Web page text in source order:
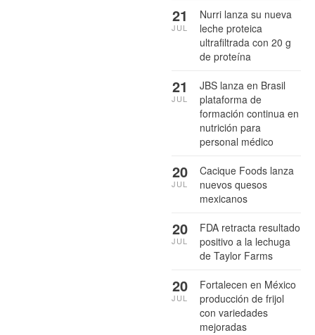
Nurri lanza su nueva
leche proteica
ultrafiltrada con 20 g
de proteína
21
JUL
JBS lanza en Brasil
plataforma de
formación continua en
nutrición para
personal médico
21
JUL
Cacique Foods lanza
nuevos quesos
mexicanos
20
JUL
FDA retracta resultado
positivo a la lechuga
de Taylor Farms
20
JUL
Fortalecen en México
producción de frijol
con variedades
mejoradas
20
JUL